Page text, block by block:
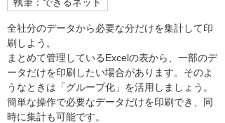
全社分のデータから必要な分だけを集計して印
刷しよう。
まとめて管理しているExcelの表から、一部のデ
ータだけを印刷したい場合があります。そのよ
うなときは「グループ化」を活用しましょう。
簡単な操作で必要なデータだけを印刷でき、同
時に集計も可能です。